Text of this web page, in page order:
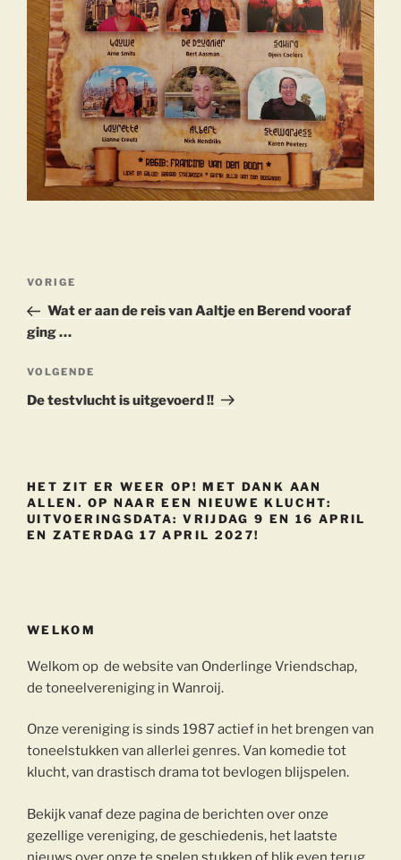
Berichtnavigatie
Vorig
bericht
VORIGE
Wat er aan de reis van Aaltje en Berend vooraf
ging …
Volgend
bericht
VOLGENDE
De testvlucht is uitgevoerd !!
HET ZIT ER WEER OP! MET DANK AAN
ALLEN. OP NAAR EEN NIEUWE KLUCHT:
UITVOERINGSDATA: VRIJDAG 9 EN 16 APRIL
EN ZATERDAG 17 APRIL 2027!
WELKOM
Welkom op de website van Onderlinge Vriendschap,
de toneelvereniging in Wanroij.
Onze vereniging is sinds 1987 actief in het brengen van
toneelstukken van allerlei genres. Van komedie tot
klucht, van drastisch drama tot bevlogen blijspelen.
Bekijk vanaf deze pagina de berichten over onze
gezellige vereniging, de geschiedenis, het laatste